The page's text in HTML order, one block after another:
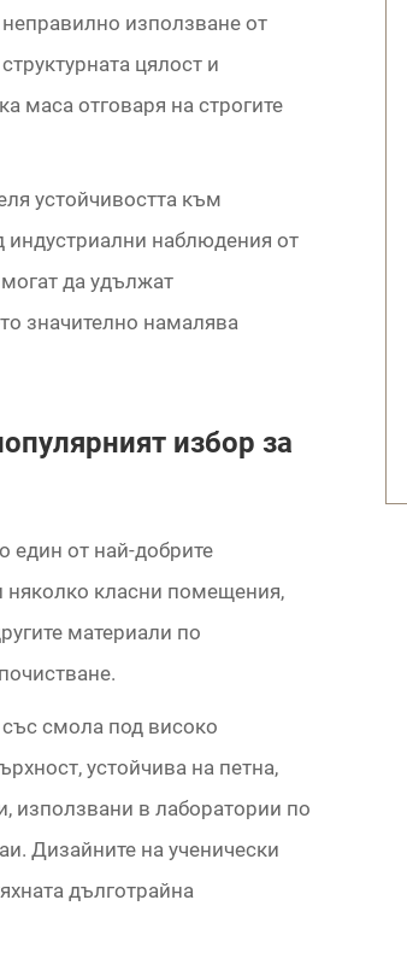
използване от
цялост и
маса отговаря на строгите
устойчивостта към
индустриални наблюдения от
да удължат
значително намалява
избор за
един от най-добрите
няколко класни помещения,
материали по
смола под високо
устойчива на петна,
използвани в лаборатории по
Дизайните на ученически
дълготрайна